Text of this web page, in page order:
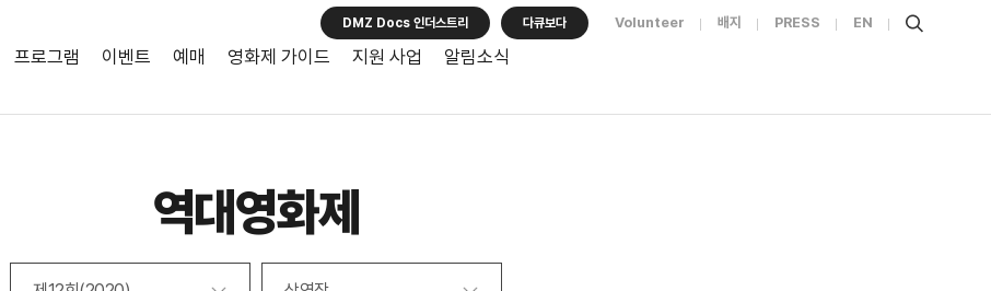
프로그램 이벤트 예매 영화제 가이드 지원 사업 알림소식
DMZ Docs 인더스트리 다큐보다 Volunteer 배지 PRESS EN
역대영화제